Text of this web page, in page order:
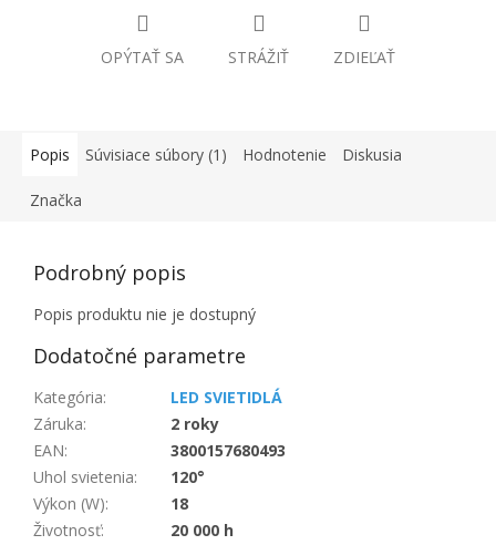
OPÝTAŤ SA STRÁŽIŤ ZDIEĽAŤ
Popis Súvisiace súbory (1) Hodnotenie Diskusia
Značka
Podrobný popis
Popis produktu nie je dostupný
Dodatočné parametre
Kategória:
LED SVIETIDLÁ
Záruka:
2 roky
EAN:
3800157680493
Uhol svietenia:
120°
Výkon (W):
18
Životnosť:
20 000 h